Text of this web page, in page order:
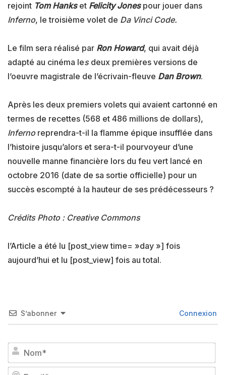
rejoint Tom Hanks et Felicity Jonespour jouer dans
Inferno, le troisième volet de Da Vinci Code.
Le film sera réalisé par Ron Howard, qui avait déjà
adapté au cinéma les deux premières versions de
l’oeuvre magistrale de l’écrivain-fleuve Dan Brown.
Après les deux premiers volets qui avaient cartonné en
termes de recettes (568 et 486 millions de dollars),
Infernoreprendra-t-il la flamme épique insufflée dans
l’histoire jusqu’alors et sera-t-il pourvoyeur d’une
nouvelle manne financière lors du feu vert lancé en
octobre 2016 (date de sa sortie officielle) pour un
succès escompté à la hauteur de ses prédécesseurs ?
Crédits Photo : Creative Commons
l’Article a été lu [post_view time= »day »] fois
aujourd’hui et lu [post_view] fois au total.
S’abonner Connexion